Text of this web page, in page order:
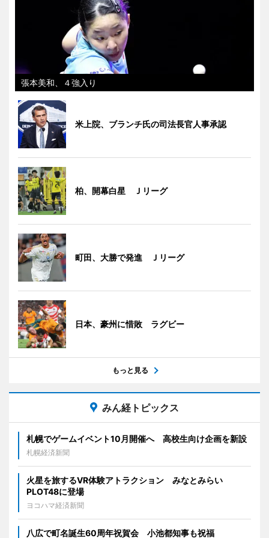
張本美和、４強入り
米上院、ブランチ氏の司法長官人事承認
柏、開幕白星 Ｊリーグ
町田、大勝で発進 Ｊリーグ
日本、豪州に惜敗 ラグビー
もっと見る
みん経トピックス
札幌でゲームイベント10月開催へ 高校生向け企画を新設
札幌経済新聞
火星を旅するVR体験アトラクション みなとみらい
PLOT48に登場
ヨコハマ経済新聞
八広で町名誕生60周年祝賀会 小池都知事も祝福